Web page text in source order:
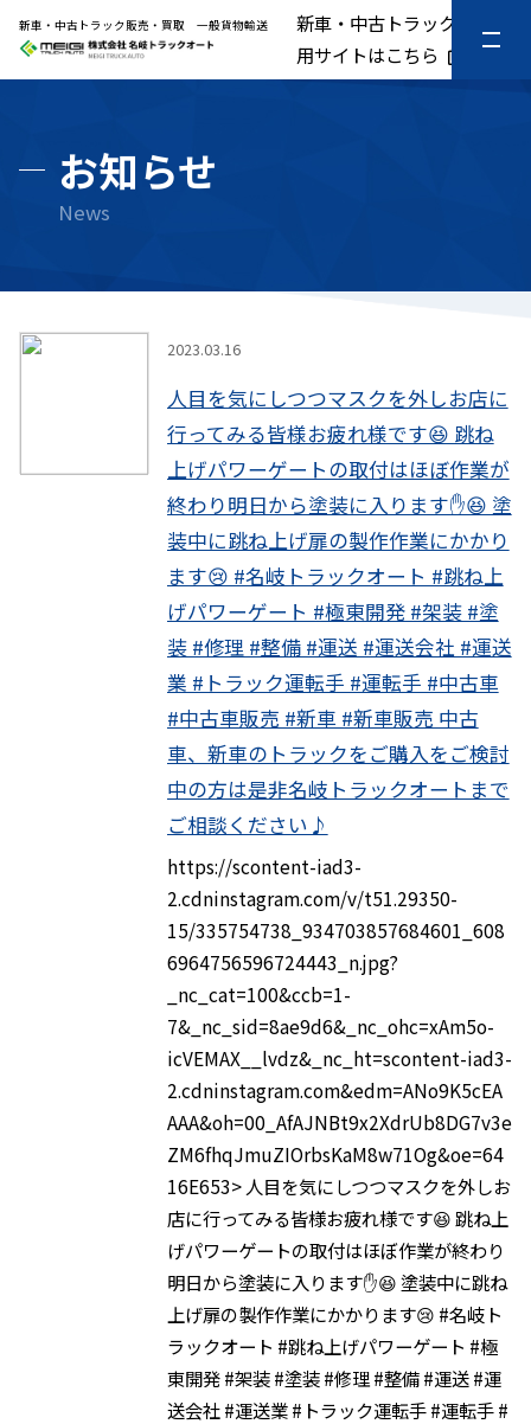
新車・中古トラック販売・買取 一般貨物輸送
新車・中古トラック販売専
用サイトはこちら
お知らせ
2023.03.16
人目を気にしつつマスクを外しお店に
行ってみる皆様お疲れ様です😆 跳ね
上げパワーゲートの取付はほぼ作業が
終わり明日から塗装に入ります✋😆 塗
装中に跳ね上げ扉の製作作業にかかり
ます😢 #名岐トラックオート #跳ね上
げパワーゲート #極東開発 #架装 #塗
装 #修理 #整備 #運送 #運送会社 #運送
業 #トラック運転手 #運転手 #中古車
#中古車販売 #新車 #新車販売 中古
車、新車のトラックをご購入をご検討
中の方は是非名岐トラックオートまで
ご相談ください♪
https://scontent-iad3-
2.cdninstagram.com/v/t51.29350-
15/335754738_934703857684601_608
6964756596724443_n.jpg?
_nc_cat=100&ccb=1-
7&_nc_sid=8ae9d6&_nc_ohc=xAm5o-
icVEMAX__lvdz&_nc_ht=scontent-iad3-
2.cdninstagram.com&edm=ANo9K5cEA
AAA&oh=00_AfAJNBt9x2XdrUb8DG7v3e
ZM6fhqJmuZIOrbsKaM8w71Og&oe=64
16E653> 人目を気にしつつマスクを外しお
店に行ってみる皆様お疲れ様です😆 跳ね上
げパワーゲートの取付はほぼ作業が終わり
明日から塗装に入ります✋😆 塗装中に跳ね
上げ扉の製作作業にかかります😢 #名岐ト
ラックオート #跳ね上げパワーゲート #極
東開発 #架装 #塗装 #修理 #整備 #運送 #運
送会社 #運送業 #トラック運転手 #運転手 #